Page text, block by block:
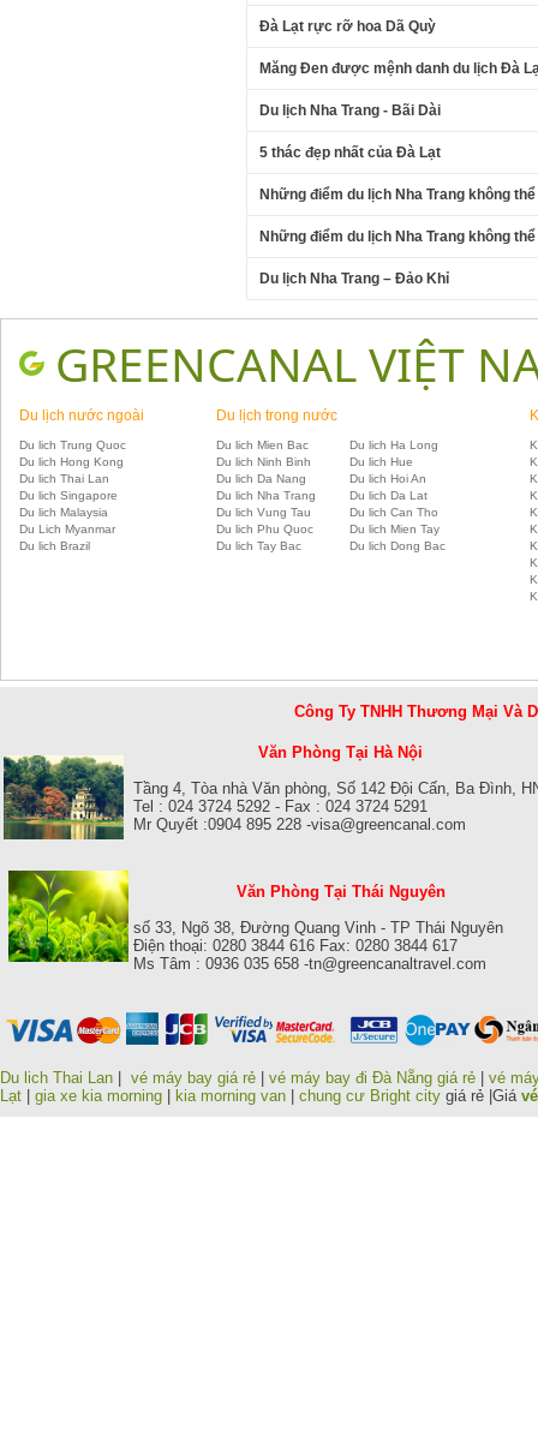
Đà Lạt rực rỡ hoa Dã Quỳ
Măng Đen được mệnh danh du lịch Đà
Du lịch Nha Trang - Bãi Dài
5 thác đẹp nhất của Đà Lạt
Những điểm du lịch Nha Trang không
Những điểm du lịch Nha Trang không
Du lịch Nha Trang – Đảo Khỉ
GREENCANAL VIỆT
Du lịch nước ngoài
Du lich Trung Quoc
Du lich Hong Kong
Du lich Thai Lan
Du lich Singapore
Du lich Malaysia
Du Lich Myanmar
Du lich Brazil
Du lịch trong nước
Du lich Mien Bac
Du lich Ha Long
Du lich Ninh Binh
Du lich Hue
Du lich Da Nang
Du lich Hoi An
Du lich Nha Trang
Du lich Da Lat
Du lich Vung Tau
Du lich Can Tho
Du lich Phu Quoc
Du lich Mien Tay
Du lich Tay Bac
Du lich Dong Bac
Công Ty TNHH Thương Mại Và
Văn Phòng Tại Hà Nội
Tầng 4, Tòa nhà Văn phòng, Số 142 Đội Cấn, Ba Đình,
Tel : 024 3724 5292 - Fax : 024 3724 5291
Mr Quyết :0904 895 228 -visa@greencanal.com
Văn Phòng Tại Thái Nguyên
số 33, Ngõ 38, Đường Quang Vinh - TP Thái Nguyên
Điện thoại: 0280 3844 616 Fax: 0280 3844 617
Ms Tâm : 0936 035 658 -tn@greencanaltravel.com
Du lich Thai Lan vé máy bay giá rẻ vé máy bay đi Đà Nẵng giá rẻ
vé
Lạt
gia xe kia morning kia morning van chung cư Bright city giá rẻ |Giá